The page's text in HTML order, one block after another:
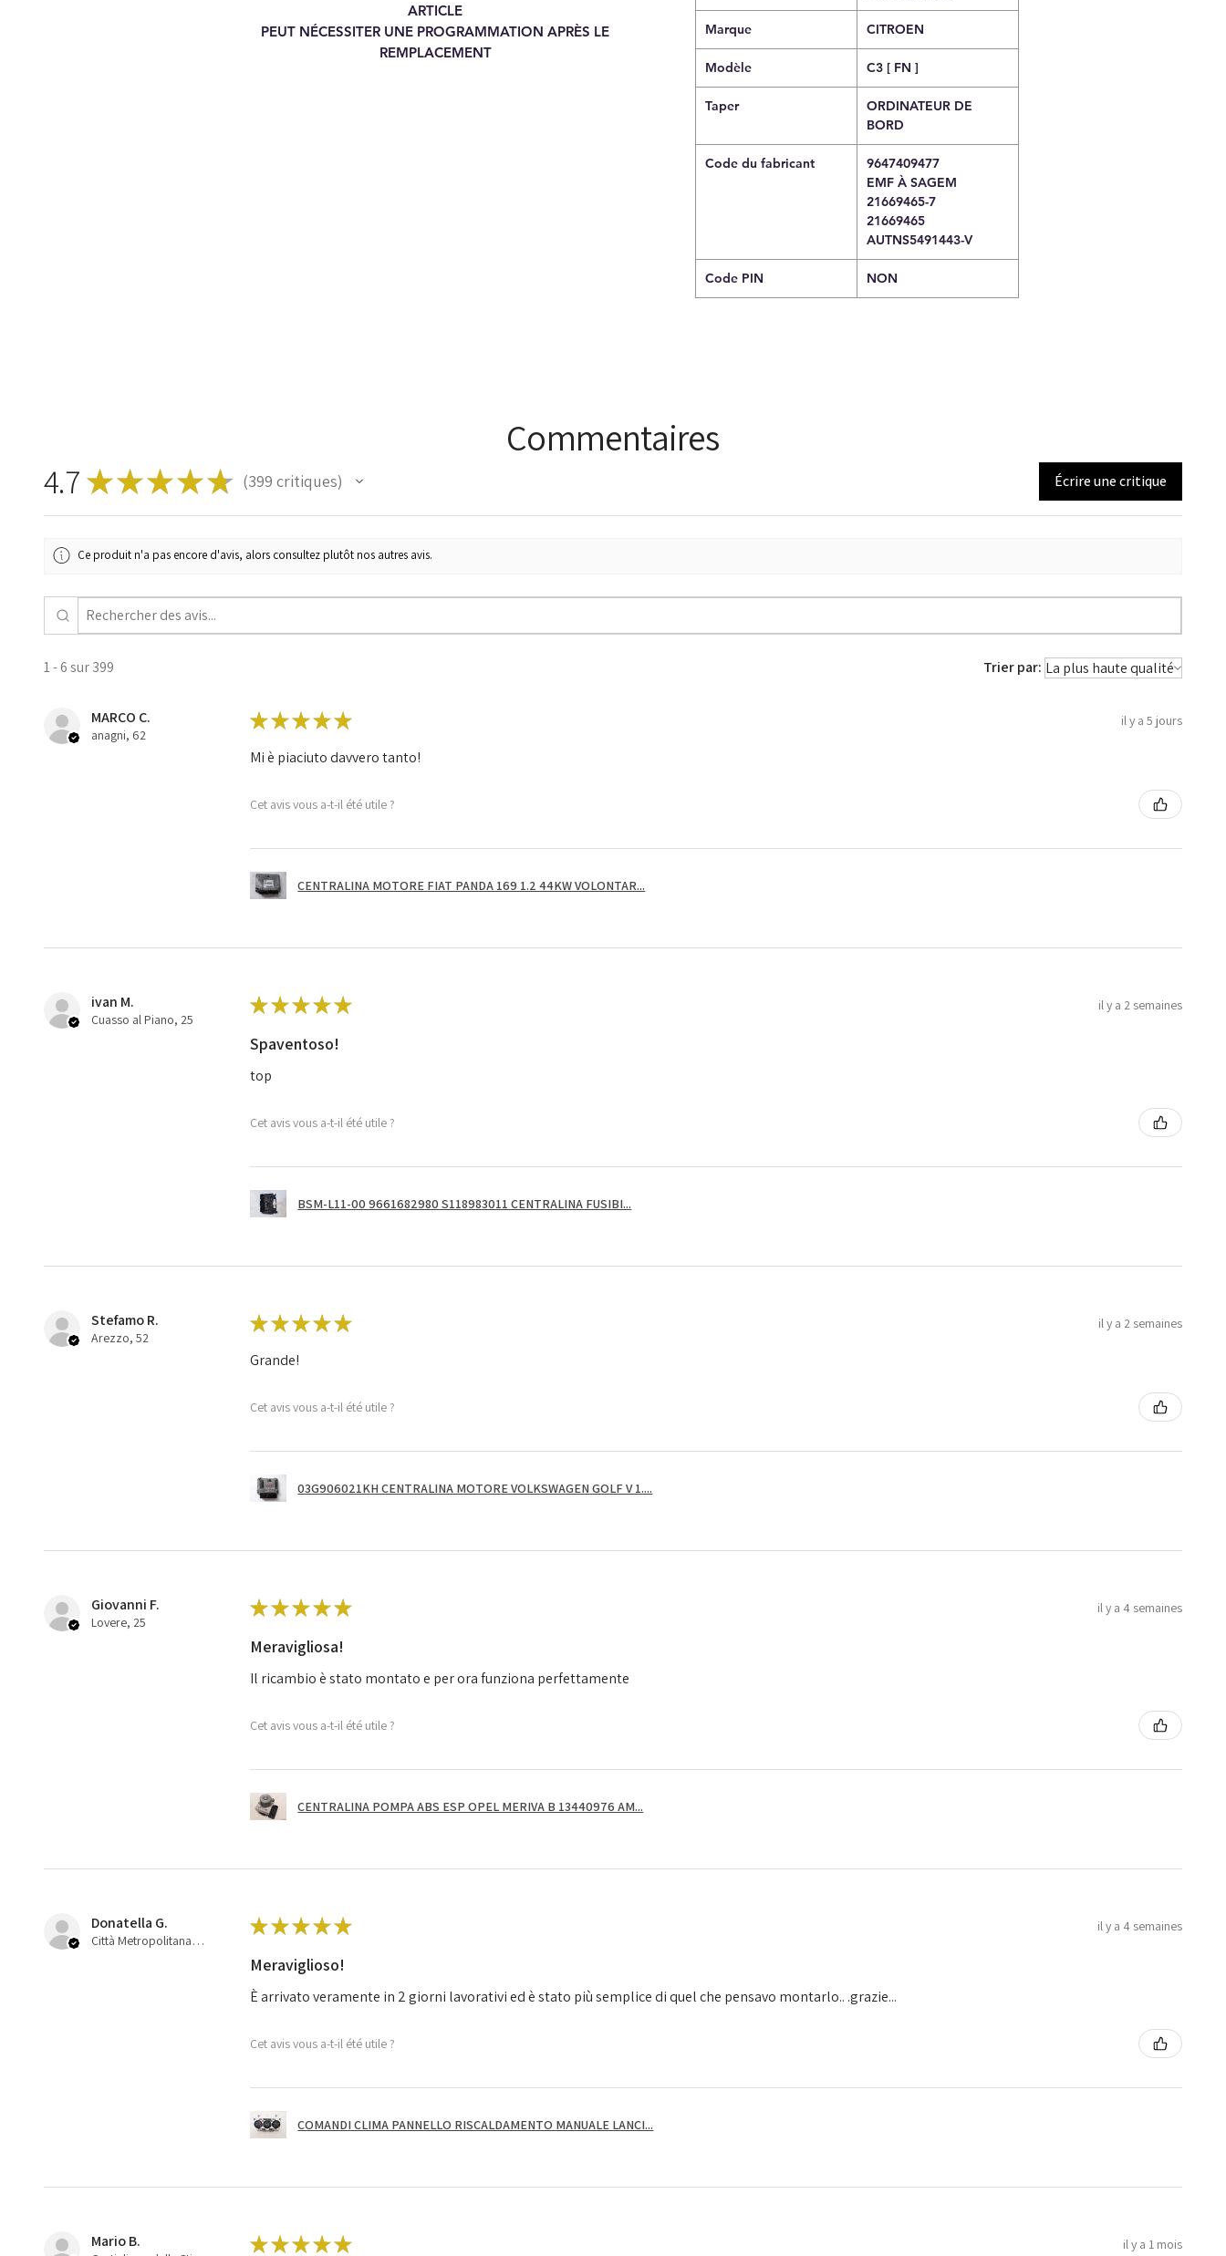
ARTICLE
PEUT NÉCESSITER UNE PROGRAMMATION APRÈS LE
REMPLACEMENT
Marque CITROEN
Modèle C3 [ FN ]
Taper
ORDINATEUR DE
BORD
Code du fabricant
9647409477
EMF À SAGEM
21669465-7
21669465
AUTNS5491443-V
Code PIN NON
Commentaires
4.7 ★★★★★ 399 critiques
399 Écrire une critique
Ce produit n'a pas encore d'avis, alors consultez plutôt nos autres avis.
1 - 6 sur 399 Trier par:
MARCO C.
anagni, 62
★★★★★ il y a 5 jours
Mi è piaciuto davvero tanto!
Cet avis vous a-t-il été utile ?
CENTRALINA MOTORE FIAT PANDA 169 1.2 44KW VOLONTAR...
ivan M.
Cuasso al Piano, 25
★★★★★ il y a 2 semaines
Spaventoso!
top
Cet avis vous a-t-il été utile ?
BSM-L11-00 9661682980 S118983011 CENTRALINA FUSIBI...
Stefamo R.
Arezzo, 52
★★★★★ il y a 2 semaines
Grande!
Cet avis vous a-t-il été utile ?
03G906021KH CENTRALINA MOTORE VOLKSWAGEN GOLF V 1....
Giovanni F.
Lovere, 25
★★★★★ il y a 4 semaines
Meravigliosa!
Il ricambio è stato montato e per ora funziona perfettamente
Cet avis vous a-t-il été utile ?
CENTRALINA POMPA ABS ESP OPEL MERIVA B 13440976 AM...
Donatella G.
Città Metropolitana di Bologna, 45
★★★★★ il y a 4 semaines
Meraviglioso!
È arrivato veramente in 2 giorni lavorativi ed è stato più semplice di quel che pensavo montarlo.. .grazie...
Cet avis vous a-t-il été utile ?
COMANDI CLIMA PANNELLO RISCALDAMENTO MANUALE LANCI...
Mario B. ★★★★★ il y a 1 mois